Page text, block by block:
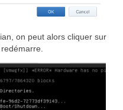
on peut alors cliquer sur